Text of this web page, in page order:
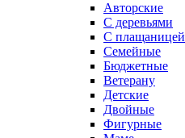
Авторские
С деревьями
С плащаницей
Семейные
Бюджетные
Ветерану
Детские
Двойные
Фигурные